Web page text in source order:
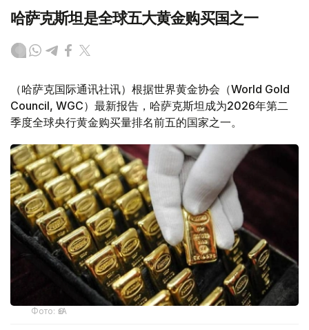
哈萨克斯坦是全球五大黄金购买国之一
（哈萨克国际通讯社讯）根据世界黄金协会（World Gold
Council, WGC）最新报告，哈萨克斯坦成为2026年第二
季度全球央行黄金购买量排名前五的国家之一。
Фото: ӨзА